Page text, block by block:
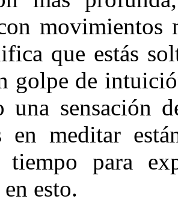
movimientos
que estás
golpe de
una sensación
en meditar
para
esto.